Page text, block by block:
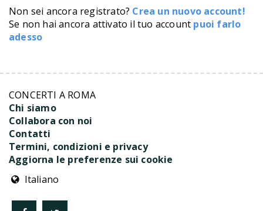
Non sei ancora registrato? Crea un nuovo account!
Se non hai ancora attivato il tuo account puoi farlo
adesso
CONCERTI A ROMA
Chi siamo
Collabora con noi
Contatti
Termini, condizioni e privacy
Aggiorna le preferenze sui cookie
Italiano